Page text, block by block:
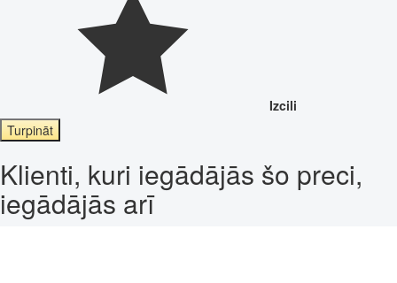
Izcili
Turpināt
Klienti, kuri iegādājās šo preci,
iegādājās arī